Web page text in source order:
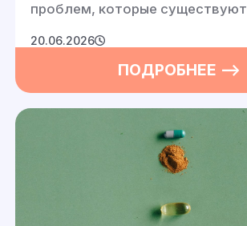
проблем, которые существуют
ПОДРОБНЕЕ —>
20.06.2026